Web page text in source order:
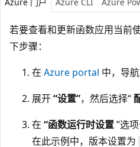
若要查看和更新函数应用当前
下步骤：
在 Azure portal 中，导
展开“设置”，然后选择“
在 “函数运行时设置”选
在此示例中，版本设置为